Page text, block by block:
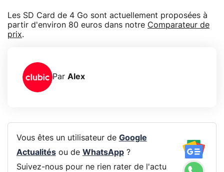
Les SD Card de 4 Go sont actuellement proposées à
partir d'environ 80 euros dans notre Comparateur de
prix.
Par Alex
Vous êtes un utilisateur de Google
Actualitésou de WhatsApp?
Suivez-nous pour ne rien rater de l'actu